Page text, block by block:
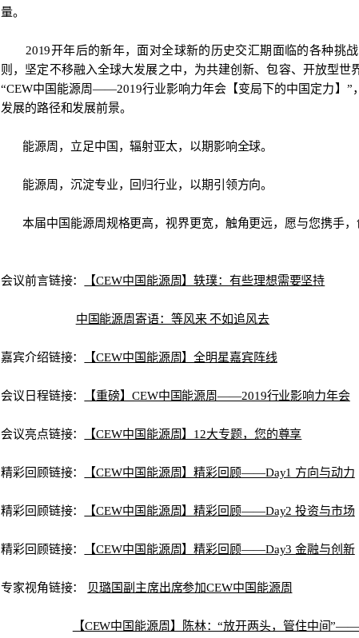
量。
2019开年后的新年，面对全球新的历史交汇期面临的各种挑战
则，坚定不移融入全球大发展之中，为共建创新、包容、开放型世
“CEW中国能源周——2019行业影响力年会【变局下的中国定力】
发展的路径和发展前景。
能源周，立足中国，辐射亚太，以期影响全球。
能源周，沉淀专业，回归行业，以期引领方向。
本届中国能源周规格更高，视界更宽，触角更远，愿与您携手，
会议前言链接： 【CEW中国能源周】轶璞：有些理想需要坚持
中国能源周寄语：等风来 不如追风去
嘉宾介绍链接： 【CEW中国能源周】全明星嘉宾阵线
会议日程链接： 【重磅】CEW中国能源周——2019行业影响力年会
会议亮点链接： 【CEW中国能源周】12大专题，您的尊享
精彩回顾链接： 【CEW中国能源周】精彩回顾——Day1 方向与动力
精彩回顾链接： 【CEW中国能源周】精彩回顾——Day2 投资与市场
精彩回顾链接： 【CEW中国能源周】精彩回顾——Day3 金融与创新
专家视角链接： 贝璐国副主席出席参加CEW中国能源周
【CEW中国能源周】陈林：“放开两头，管住中间